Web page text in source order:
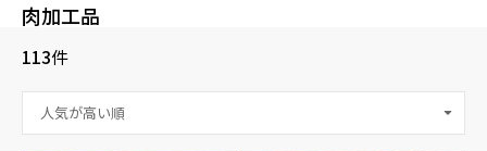
肉加工品
113件